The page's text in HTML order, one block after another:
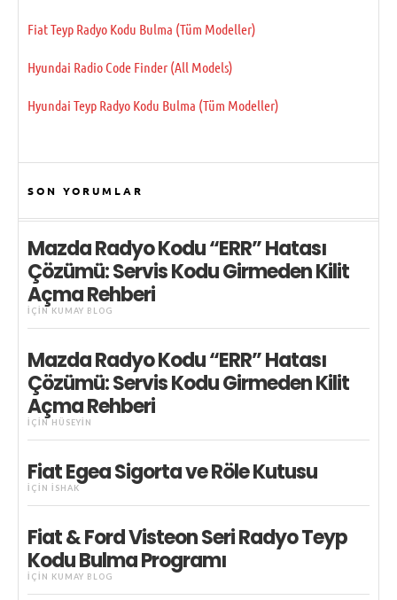
Fiat Teyp Radyo Kodu Bulma (Tüm Modeller)
Hyundai Radio Code Finder (All Models)
Hyundai Teyp Radyo Kodu Bulma (Tüm Modeller)
SON YORUMLAR
Mazda Radyo Kodu “ERR” Hatası
Çözümü: Servis Kodu Girmeden Kilit
Açma Rehberi
IÇIN KUMAY BLOG
Mazda Radyo Kodu “ERR” Hatası
Çözümü: Servis Kodu Girmeden Kilit
Açma Rehberi
IÇIN HÜSEYIN
Fiat Egea Sigorta ve Röle Kutusu
IÇIN İSHAK
Fiat & Ford Visteon Seri Radyo Teyp
Kodu Bulma Programı
IÇIN KUMAY BLOG